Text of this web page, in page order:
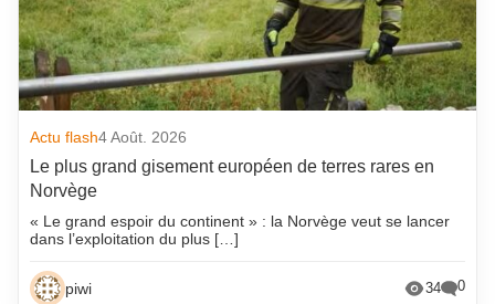
Actu flash4 Août. 2026
Le plus grand gisement européen de terres rares en
Norvège
« Le grand espoir du continent » : la Norvège veut se lancer
dans l’exploitation du plus […]
piwi 34 0